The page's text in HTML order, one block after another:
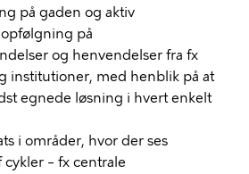
på gaden og aktiv
på
og henvendelser fra fx
institutioner, med henblik på at
egnede løsning i hvert enkelt
i områder, hvor der ses
– fx centrale